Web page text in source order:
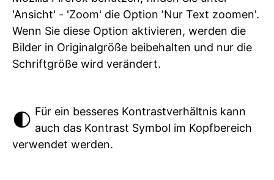
'Ansicht' - 'Zoom' die Option 'Nur Text zoomen'.
Wenn Sie diese Option aktivieren, werden die
Bilder in Originalgröße beibehalten und nur die
Schriftgröße wird verändert.
Für ein besseres Kontrastverhältnis kann
auch das Kontrast Symbol im Kopfbereich
verwendet werden.